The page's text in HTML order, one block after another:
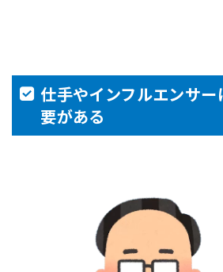
仕手やインフルエンサ
要がある